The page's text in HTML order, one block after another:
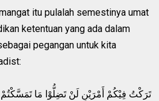
itu pulalah semestinya umat
ketentuan yang ada dalam
pegangan untuk kita
تَرَكْتُ فِيْكُمْ أَمْرَيْنِ لَنْ تَضِلُّوْا مَا تَمَسَّكْتُمْ